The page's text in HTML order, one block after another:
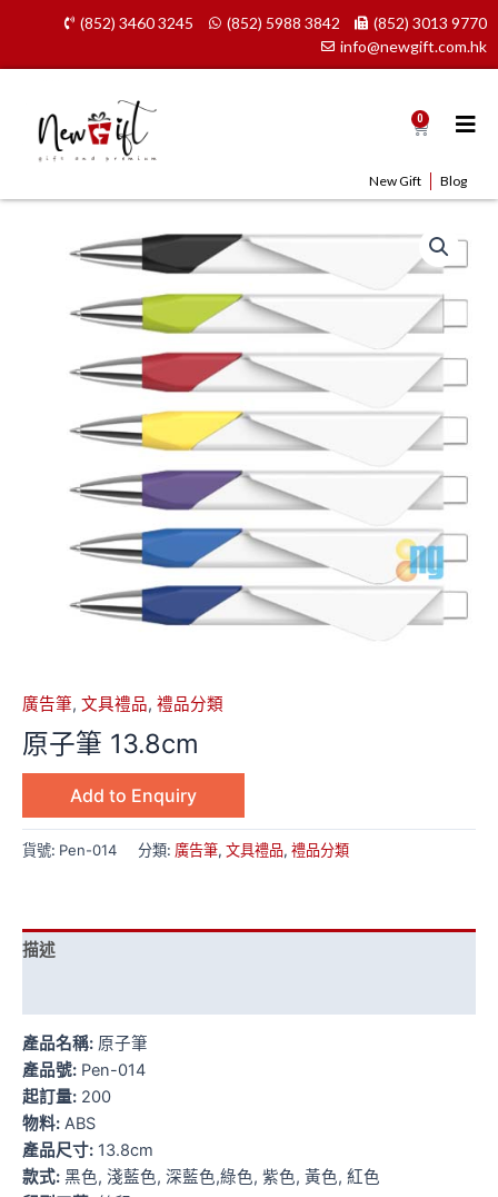
content
(852) 3460 3245 (852) 5988 3842
(852) 3013 9770
info@newgift.com.hk
0 Cart
New Gift Blog
廣告筆, 文具禮品, 禮品分類
原子筆 13.8cm
Add to Enquiry
貨號: Pen-014 分類: 廣告筆, 文具禮品, 禮品分類
描述
產品名稱: 原子筆
產品號: Pen-014
起訂量: 200
物料: ABS
產品尺寸: 13.8cm
款式: 黑色, 淺藍色, 深藍色,綠色, 紫色, 黃色, 紅色